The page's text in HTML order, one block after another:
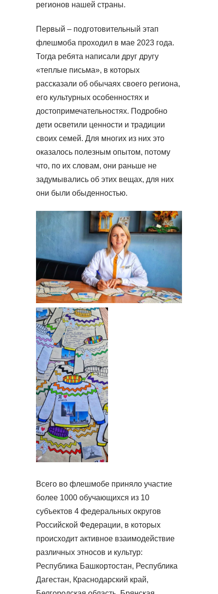
регионов нашей страны.
Первый – подготовительный этап
флешмоба проходил в мае 2023 года.
Тогда ребята написали друг другу
«теплые письма», в которых
рассказали об обычаях своего региона,
его культурных особенностях и
достопримечательностях. Подробно
дети осветили ценности и традиции
своих семей. Для многих из них это
оказалось полезным опытом, потому
что, по их словам, они раньше не
задумывались об этих вещах, для них
они были обыденностью.
Всего во флешмобе приняло участие
более 1000 обучающихся из 10
субъектов 4 федеральных округов
Российской Федерации, в которых
происходит активное взаимодействие
различных этносов и культур:
Республика Башкортостан, Республика
Дагестан, Краснодарский край,